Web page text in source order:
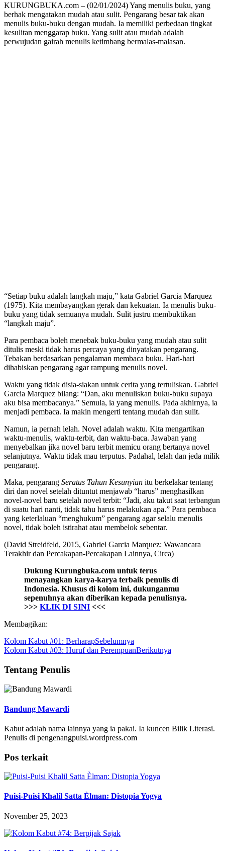
KURUNGBUKA.com – (02/01/2024) Yang menulis buku, yang
berhak mengatakan mudah atau sulit. Pengarang besar tak akan
menulis buku-buku dengan mudah. Ia memiliki perbedaan tingkat
kesulitan menggarap buku. Yang sulit atau mudah adalah
perwujudan gairah menulis ketimbang bermalas-malasan.
“Setiap buku adalah langkah maju,” kata Gabriel Garcia Marquez
(1975). Kita membayangkan gerak dan kekuatan. Ia menulis buku-
buku yang tidak semuanya mudah. Sulit justru membuktikan
“langkah maju”.
Para pembaca boleh menebak buku-buku yang mudah atau sulit
ditulis meski tidak harus percaya yang dinyatakan pengarang.
Tebakan berdasarkan pengalaman membaca buku. Hari-hari
dihabiskan pengarang agar rampung menulis novel.
Waktu yang tidak disia-siakan untuk cerita yang tertuliskan. Gabriel
Garcia Marquez bilang: “Dan, aku menuliskan buku-buku supaya
aku bisa membacanya.” Semula, ia yang menulis. Pada akhirnya, ia
menjadi pembaca. Ia makin mengerti tentang mudah dan sulit.
Namun, ia pernah lelah. Novel adalah waktu. Kita mengartikan
waktu-menulis, waktu-terbit, dan waktu-baca. Jawaban yang
menyebalkan jika novel baru terbit memicu orang bertanya novel
selanjutnya. Waktu tidak mau terputus. Padahal, lelah dan jeda milik
pengarang.
Maka, pengarang Seratus Tahun Kesunyian itu berkelakar tentang
diri dan novel setelah dituntut menjawab “harus” menghasilkan
novel-novel baru setelah novel terbit: “Jadi, aku takut saat terbangun
di suatu hari nanti, tidak tahu harus melakukan apa.” Para pembaca
yang keterlaluan “menghukum” pengarang agar selalu menulis
novel, tidak boleh istirahat atau membelok sebentar.
(David Streidfeld, 2015, Gabriel Garcia Marquez: Wawancara
Terakhir dan Percakapan-Percakapan Lainnya, Circa)
Dukung Kurungbuka.com untuk terus
menayangkan karya-karya terbaik penulis di
Indonesia. Khusus di kolom ini, dukunganmu
sepenuhnya akan diberikan kepada penulisnya.
>>> KLIK DI SINI <<<
Membagikan:
Kolom Kabut #01: BerharapSebelumnya
Kolom Kabut #03: Huruf dan PerempuanBerikutnya
Tentang Penulis
Bandung Mawardi
Kabut adalah nama lainnya yang ia pakai. Ia kuncen Bilik Literasi.
Penulis di pengenangpuisi.wordpress.com
Pos terkait
Puisi-Puisi Khalil Satta Èlman: Distopia Yogya
November 25, 2023